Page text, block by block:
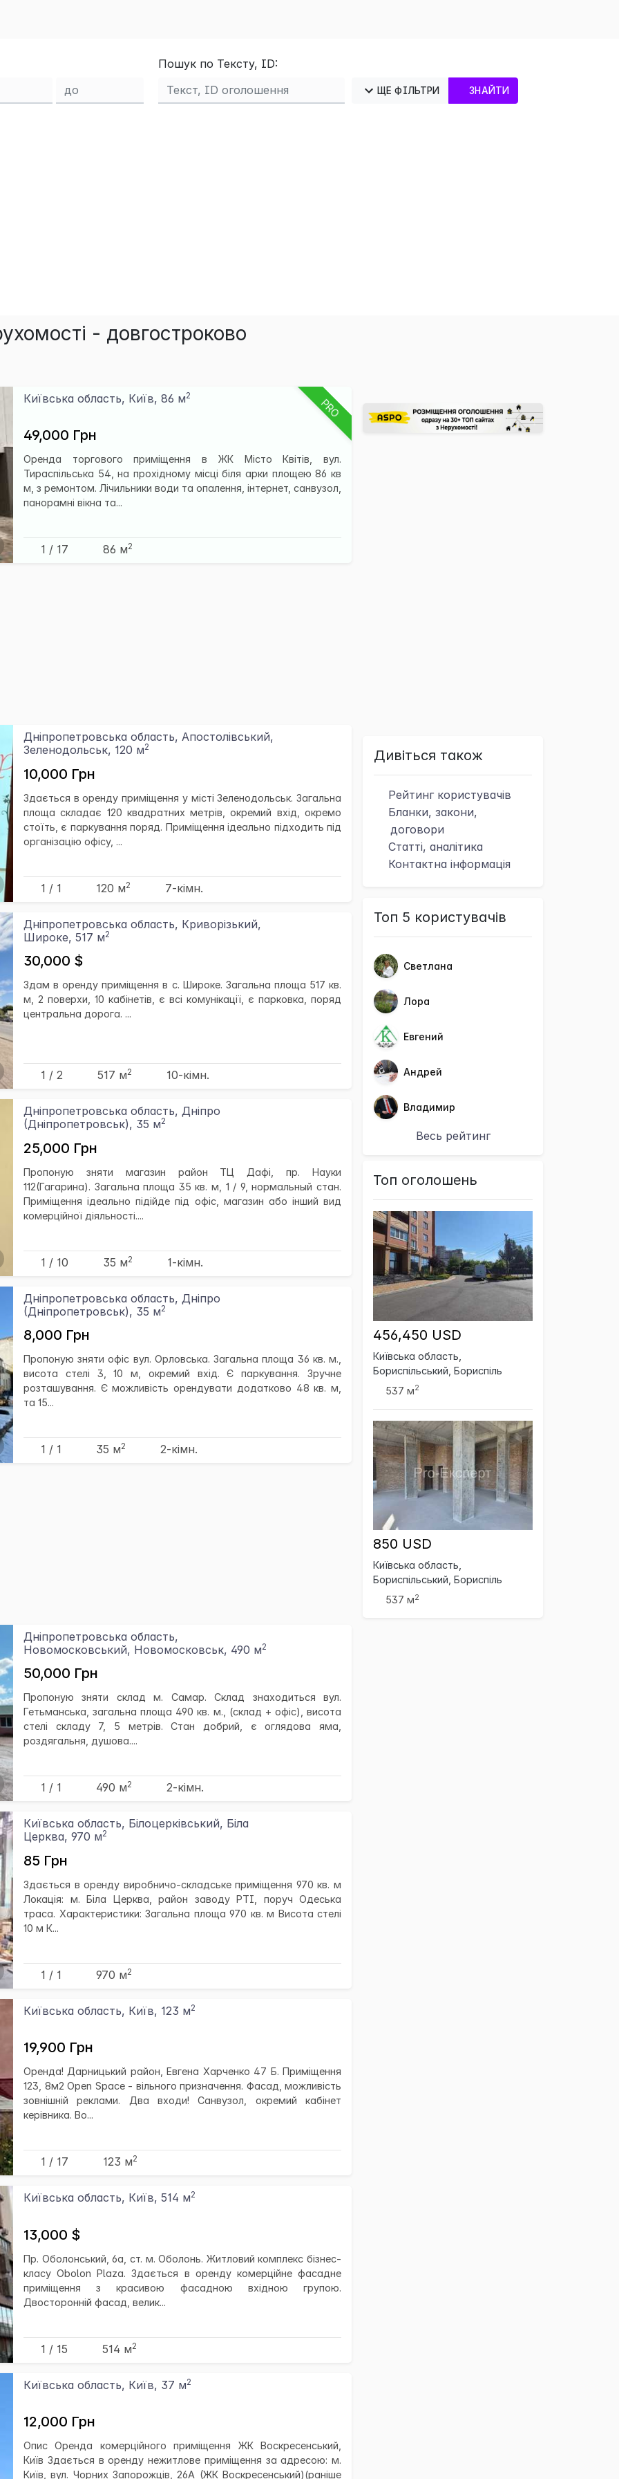
Пошук по Тексту, ID:
ЩЕ ФІЛЬТРИ ЗНАЙТИ
- довгостроково
PRO
Київська область, Київ, 86 м2
49,000 Грн
Оренда торгового приміщення в ЖК Місто Квітів, вул.
Тираспільська 54, на прохідному місці біля арки площею 86 кв
м, з ремонтом. Лічильники води та опалення, інтернет, санвузол,
панорамні вікна та...
1 / 17 86 м2
Дніпропетровська область, Апостолівський,
Зеленодольськ, 120 м2
10,000 Грн
Здається в оренду приміщення у місті Зеленодольськ. Загальна
площа складає 120 квадратних метрів, окремий вхід, окремо
стоїть, є паркування поряд. Приміщення ідеально підходить під
організацію офісу, ...
1 / 1 120 м2 7-кімн.
Дніпропетровська область, Криворізький,
Широке, 517 м2
30,000 $
Здам в оренду приміщення в с. Широке. Загальна площа 517 кв.
м, 2 поверхи, 10 кабінетів, є всі комунікації, є парковка, поряд
центральна дорога. ...
1 / 2 517 м2 10-кімн.
Дніпропетровська область, Дніпро
(Дніпропетровськ), 35 м2
25,000 Грн
Пропоную зняти магазин район ТЦ Дафі, пр. Науки
112(Гагарина). Загальна площа 35 кв. м, 1 / 9, нормальный стан.
Приміщення ідеально підійде під офіс, магазин або інший вид
комерційної діяльності....
1 / 10 35 м2 1-кімн.
Дніпропетровська область, Дніпро
(Дніпропетровськ), 35 м2
8,000 Грн
Пропоную зняти офіс вул. Орловська. Загальна площа 36 кв. м.,
висота стелі 3, 10 м, окремий вхід. Є паркування. Зручне
розташування. Є можливість орендувати додатково 48 кв. м,
та 15...
1 / 1 35 м2 2-кімн.
Дніпропетровська область,
Новомосковський, Новомосковськ, 490 м2
50,000 Грн
Пропоную зняти склад м. Самар. Склад знаходиться вул.
Гетьманська, загальна площа 490 кв. м., (склад + офіс), висота
стелі складу 7, 5 метрів. Стан добрий, є оглядова яма,
роздягальня, душова....
1 / 1 490 м2 2-кімн.
Київська область, Білоцерківський, Біла
Церква, 970 м2
85 Грн
Здається в оренду виробничо-складське приміщення 970 кв. м
Локація: м. Біла Церква, район заводу РТІ, поруч Одеська
траса. Характеристики: Загальна площа 970 кв. м Висота стелі
10 м К...
1 / 1 970 м2
Київська область, Київ, 123 м2
19,900 Грн
Оренда! Дарницький район, Евгена Харченко 47 Б. Приміщення
123, 8м2 Open Space - вільного призначення. Фасад, можливість
зовнішній реклами. Два входи! Санвузол, окремий кабінет
керівника. Во...
1 / 17 123 м2
Київська область, Київ, 514 м2
13,000 $
Пр. Оболонський, 6а, ст. м. Оболонь. Житловий комплекс бізнес-
класу Obolon Plaza. Здається в оренду комерційне фасадне
приміщення з красивою фасадною вхідною групою.
Двосторонній фасад, велик...
1 / 15 514 м2
Київська область, Київ, 37 м2
12,000 Грн
Опис Оренда комерційного приміщення ЖК Воскресенський,
Київ Здається в оренду нежитлове приміщення за адресою: м.
Київ, вул. Чорних Запорожців, 26А (ЖК Воскресенський)(раніше
Дивіться також
Рейтинг користувачів
Бланки, закони,
договори
Статті, аналітика
Контактна інформація
Топ 5 користувачів
Светлана
Лора
Евгений
Андрей
Владимир
Весь рейтинг
Топ оголошень
456,450 USD
Київська область,
Бориспільський, Бориспіль
537 м2
850 USD
Київська область,
Бориспільський, Бориспіль
537 м2